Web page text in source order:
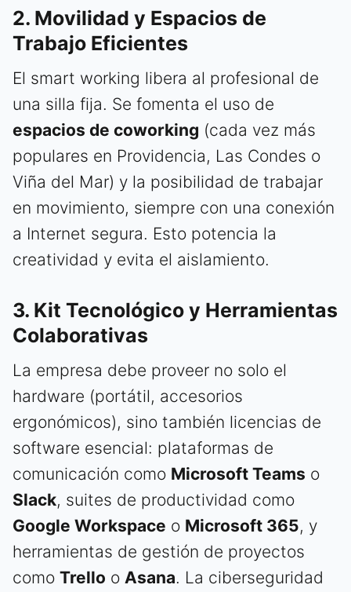
2. Movilidad y Espacios de
Trabajo Eficientes
El smart working libera al profesional de
una silla fija. Se fomenta el uso de
espacios de coworking (cada vez más
populares en Providencia, Las Condes o
Viña del Mar) y la posibilidad de trabajar
en movimiento, siempre con una conexión
a Internet segura. Esto potencia la
creatividad y evita el aislamiento.
3. Kit Tecnológico y Herramientas
Colaborativas
La empresa debe proveer no solo el
hardware (portátil, accesorios
ergonómicos), sino también licencias de
software esencial: plataformas de
comunicación como Microsoft Teams o
Slack, suites de productividad como
Google Workspace o Microsoft 365, y
herramientas de gestión de proyectos
como Trello o Asana. La ciberseguridad